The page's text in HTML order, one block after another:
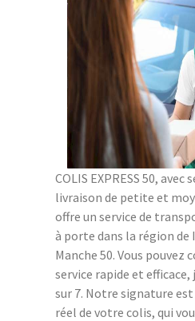
COLIS EXPRESS 50, avec
livraison de petite et
offre un service de
à porte dans la région
Manche 50. Vous
service rapide et
sur 7. Notre signature
réel de votre colis, qui